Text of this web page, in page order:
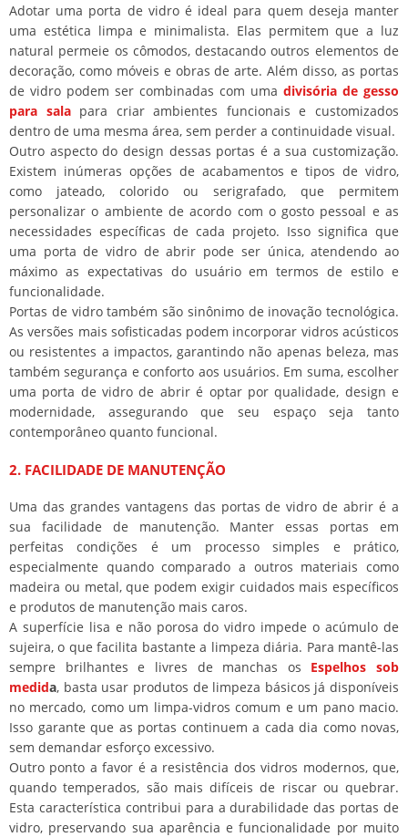
Adotar uma porta de vidro é ideal para quem deseja manter
uma estética limpa e minimalista. Elas permitem que a luz
natural permeie os cômodos, destacando outros elementos de
decoração, como móveis e obras de arte. Além disso, as portas
de vidro podem ser combinadas com uma divisória de gesso
para salapara criar ambientes funcionais e customizados
dentro de uma mesma área, sem perder a continuidade visual.
Outro aspecto do design dessas portas é a sua customização.
Existem inúmeras opções de acabamentos e tipos de vidro,
como jateado, colorido ou serigrafado, que permitem
personalizar o ambiente de acordo com o gosto pessoal e as
necessidades específicas de cada projeto. Isso significa que
uma porta de vidro de abrir pode ser única, atendendo ao
máximo as expectativas do usuário em termos de estilo e
funcionalidade.
Portas de vidro também são sinônimo de inovação tecnológica.
As versões mais sofisticadas podem incorporar vidros acústicos
ou resistentes a impactos, garantindo não apenas beleza, mas
também segurança e conforto aos usuários. Em suma, escolher
uma porta de vidro de abrir é optar por qualidade, design e
modernidade, assegurando que seu espaço seja tanto
contemporâneo quanto funcional.
2. FACILIDADE DE MANUTENÇÃO
Uma das grandes vantagens das portas de vidro de abrir é a
sua facilidade de manutenção. Manter essas portas em
perfeitas condições é um processo simples e prático,
especialmente quando comparado a outros materiais como
madeira ou metal, que podem exigir cuidados mais específicos
e produtos de manutenção mais caros.
A superfície lisa e não porosa do vidro impede o acúmulo de
sujeira, o que facilita bastante a limpeza diária. Para mantê-las
sempre brilhantes e livres de manchas os Espelhos sob
medida, basta usar produtos de limpeza básicos já disponíveis
no mercado, como um limpa-vidros comum e um pano macio.
Isso garante que as portas continuem a cada dia como novas,
sem demandar esforço excessivo.
Outro ponto a favor é a resistência dos vidros modernos, que,
quando temperados, são mais difíceis de riscar ou quebrar.
Esta característica contribui para a durabilidade das portas de
vidro, preservando sua aparência e funcionalidade por muito